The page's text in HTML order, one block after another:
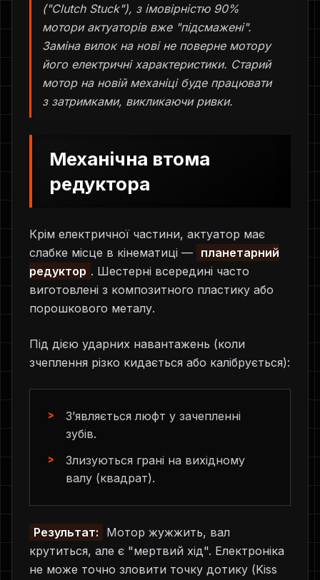
("Clutch Stuck"), з імовірністю 90%
мотори актуаторів вже "підсмажені".
Заміна вилок на нові не поверне мотору
його електричні характеристики. Старий
мотор на новій механіці буде працювати
з затримками, викликаючи ривки.
Механічна втома
редуктора
Крім електричної частини, актуатор має
слабке місце в кінематиці — планетарний
редуктор . Шестерні всередині часто
виготовлені з композитного пластику або
порошкового металу.
Під дією ударних навантажень (коли
зчеплення різко кидається або калібрується):
З’являється люфт у зачепленні
зубів.
Злизуються грані на вихідному
валу (квадрат).
Результат:
Мотор жужжить, вал
крутиться, але є "мертвий хід". Електроніка
не може точно зловити точку дотику (Kiss